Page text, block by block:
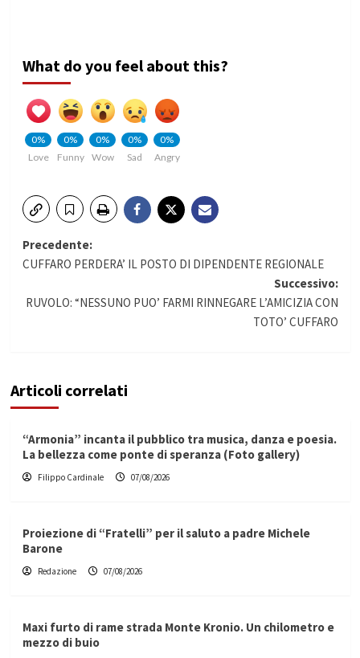
What do you feel about this?
0%
Love
0%
Funny
0%
Wow
0%
Sad
0%
Angry
Navigazione
Precedente:
CUFFARO PERDERA’ IL POSTO DI DIPENDENTE REGIONALE
Successivo:
RUVOLO: “NESSUNO PUO’ FARMI RINNEGARE L’AMICIZIA CON
TOTO’ CUFFARO
Articoli correlati
“Armonia” incanta il pubblico tra musica, danza e poesia.
La bellezza come ponte di speranza (Foto gallery)
Filippo Cardinale 07/08/2026
Proiezione di “Fratelli” per il saluto a padre Michele
Barone
Redazione 07/08/2026
Maxi furto di rame strada Monte Kronio. Un chilometro e
mezzo di buio